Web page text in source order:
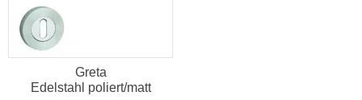
Greta
Edelstahl poliert/matt